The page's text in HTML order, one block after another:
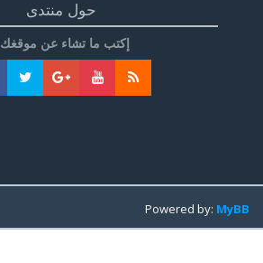
حول منتدى
إكتب ما تشاء عن موقغك .
Powered by:MyBB